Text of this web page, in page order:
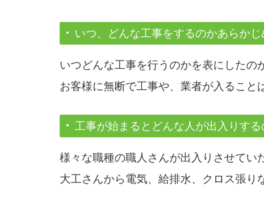
いつ、どんな工事をするのかあらかじ
いつどんな工事を行うのかを表にしたの
お客様に無断で工事や、業者が入ること
工事が始まるとどんな人が出入りする
様々な職種の職人さんが出入りさせてい
大工さんから電気、給排水、クロス張り